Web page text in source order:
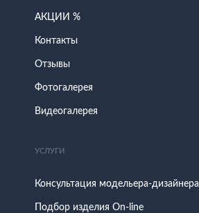
АКЦИИ %
Контакты
Отзывы
Фотогалерея
Видеогалерея
УСЛУГИ
Консультация модельера-дизайнера
Подбор изделия On-line